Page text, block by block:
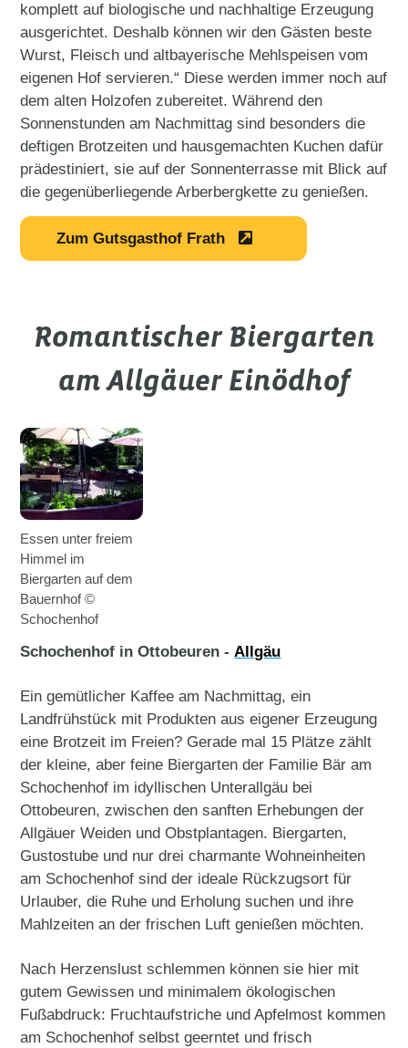
komplett auf biologische und nachhaltige Erzeugung
ausgerichtet. Deshalb können wir den Gästen beste
Wurst, Fleisch und altbayerische Mehlspeisen vom
eigenen Hof servieren.“ Diese werden immer noch auf
dem alten Holzofen zubereitet. Während den
Sonnenstunden am Nachmittag sind besonders die
deftigen Brotzeiten und hausgemachten Kuchen dafür
prädestiniert, sie auf der Sonnenterrasse mit Blick auf
die gegenüberliegende Arberbergkette zu genießen.
Zum Gutsgasthof Frath
Romantischer Biergarten
am Allgäuer Einödhof
Essen unter freiem
Himmel im
Biergarten auf dem
Bauernhof ©
Schochenhof
Schochenhof in Ottobeuren -Allgäu
Ein gemütlicher Kaffee am Nachmittag, ein
Landfrühstück mit Produkten aus eigener Erzeugung
eine Brotzeit im Freien? Gerade mal 15 Plätze zählt
der kleine, aber feine Biergarten der Familie Bär am
Schochenhof im idyllischen Unterallgäu bei
Ottobeuren, zwischen den sanften Erhebungen der
Allgäuer Weiden und Obstplantagen. Biergarten,
Gustostube und nur drei charmante Wohneinheiten
am Schochenhof sind der ideale Rückzugsort für
Urlauber, die Ruhe und Erholung suchen und ihre
Mahlzeiten an der frischen Luft genießen möchten.
Nach Herzenslust schlemmen können sie hier mit
gutem Gewissen und minimalem ökologischen
Fußabdruck: Fruchtaufstriche und Apfelmost kommen
am Schochenhof selbst geerntet und frisch